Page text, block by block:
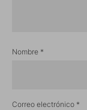
Nombre *
Correo electrónico *